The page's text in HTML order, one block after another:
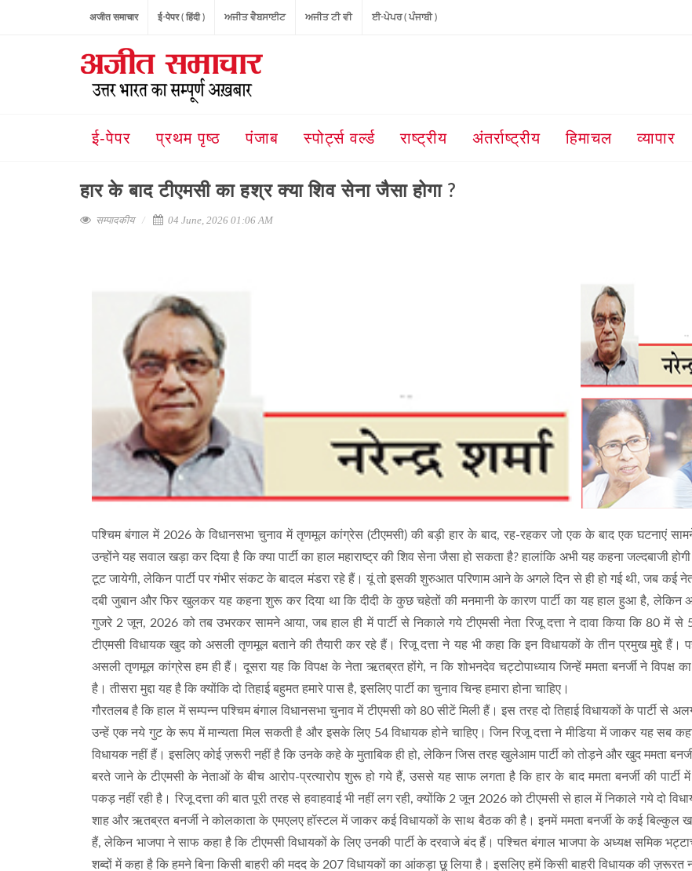
अजीत समाचार ई-पेपर ( हिंदी ) ਅਜੀਤ ਵੈਬਸਾਈਟ ਅਜੀਤ ਟੀ ਵੀ ਈ-ਪੇਪਰ ( ਪੰਜਾਬੀ )
ई-पेपर प्रथम पृष्ठ पंजाब स्पोर्ट्स वर्ल्ड राष्ट्रीय अंतर्राष्ट्रीय हिमाचल व्यापार
हार के बाद टीएमसी का हश्र क्या शिव सेना जैसा होगा ?
सम्पादकीय 04 June, 2026 01:06 AM
पश्चिम बंगाल में 2026 के विधानसभा चुनाव में तृणमूल कांग्रेस (टीएमसी) की बड़ी हार के बाद, रह-रहकर जो एक के बाद एक घटनाएं
उन्होंने यह सवाल खड़ा कर दिया है कि क्या पार्टी का हाल महाराष्ट्र की शिव सेना जैसा हो सकता है? हालांकि अभी यह कहना जल्दबाजी
टूट जायेगी, लेकिन पार्टी पर गंभीर संकट के बादल मंडरा रहे हैं। यूं तो इसकी शुरुआत परिणाम आने के अगले दिन से ही हो गई थी, जब कई
दबी जुबान और फिर खुलकर यह कहना शुरू कर दिया था कि दीदी के कुछ चहेतों की मनमानी के कारण पार्टी का यह हाल हुआ है,
गुजरे 2 जून, 2026 को तब उभरकर सामने आया, जब हाल ही में पार्टी से निकाले गये टीएमसी नेता रिजू दत्ता ने दावा किया कि 80 में से
टीएमसी विधायक खुद को असली तृणमूल बताने की तैयारी कर रहे हैं। रिजू दत्ता ने यह भी कहा कि इन विधायकों के तीन प्रमुख मुद्दे हैं।
असली तृणमूल कांग्रेस हम ही हैं। दूसरा यह कि विपक्ष के नेता ऋतब्रत होंगे, न कि शोभनदेव चट्टोपाध्याय जिन्हें ममता बनर्जी ने विपक्ष का
है। तीसरा मुद्दा यह है कि क्योंकि दो तिहाई बहुमत हमारे पास है, इसलिए पार्टी का चुनाव चिन्ह हमारा होना चाहिए।
गौरतलब है कि हाल में सम्पन्न पश्चिम बंगाल विधानसभा चुनाव में टीएमसी को 80 सीटें मिली हैं। इस तरह दो तिहाई विधायकों के पार्टी से
उन्हें एक नये गुट के रूप में मान्यता मिल सकती है और इसके लिए 54 विधायक होने चाहिए। जिन रिजू दत्ता ने मीडिया में जाकर यह सब
विधायक नहीं हैं। इसलिए कोई ज़रूरी नहीं है कि उनके कहे के मुताबिक ही हो, लेकिन जिस तरह खुलेआम पार्टी को तोड़ने और खुद ममता
बरते जाने के टीएमसी के नेताओं के बीच आरोप-प्रत्यारोप शुरू हो गये हैं, उससे यह साफ लगता है कि हार के बाद ममता बनर्जी की पार्टी
पकड़ नहीं रही है। रिजू दत्ता की बात पूरी तरह से हवाहवाई भी नहीं लग रही, क्योंकि 2 जून 2026 को टीएमसी से हाल में निकाले गये दो
शाह और ऋतब्रत बनर्जी ने कोलकाता के एमएलए हॉस्टल में जाकर कई विधायकों के साथ बैठक की है। इनमें ममता बनर्जी के कई बिल्कुल
हैं, लेकिन भाजपा ने साफ कहा है कि टीएमसी विधायकों के लिए उनकी पार्टी के दरवाजे बंद हैं। पश्चित बंगाल भाजपा के अध्यक्ष समिक
शब्दों में कहा है कि हमने बिना किसी बाहरी की मदद के 207 विधायकों का आंकड़ा छू लिया है। इसलिए हमें किसी बाहरी विधायक की ज़रूरत